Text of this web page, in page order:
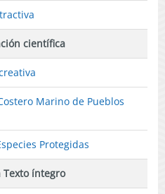
científica
Marino de Pueblos
Protegidas
Texto íntegro